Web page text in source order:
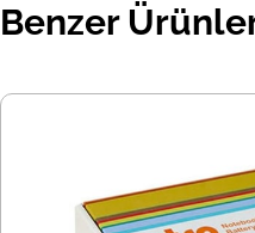
Benzer